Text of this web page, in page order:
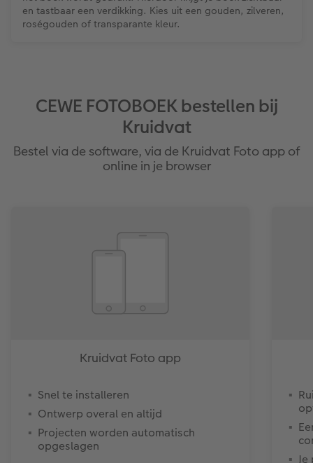
en tastbaar een verdikking. Kies uit een gouden, zilveren,
roségouden of transparante kleur.
CEWE FOTOBOEK bestellen bij
Kruidvat
Bestel via de software, via de Kruidvat Foto app of
online in je browser
Kruidvat Foto app
Snel te installeren
Ontwerp overal en altijd
Projecten worden automatisch
opgeslagen